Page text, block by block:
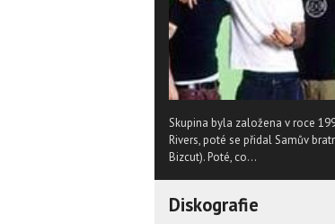
Skupina byla založena v roce
Rivers, poté se přidal Samův
Bizcut). Poté, co...
Diskografie